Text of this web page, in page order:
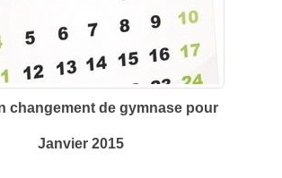
changement de gymnase pour
Janvier 2015